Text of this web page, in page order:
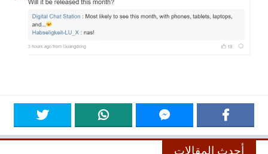
أحدث المقالات